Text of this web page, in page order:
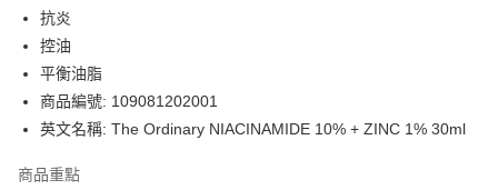
PayMe
WeChat Pay
BoC Pay
順豐自助櫃 - 確認發貨後1-3個工作天送達
抗炎
控油
平衡油脂
商品編號: 109081202001
英文名稱: The Ordinary NIACINAMIDE 10% + ZINC 1% 30ml
商品重點